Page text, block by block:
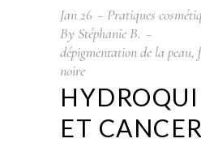
Jan26
Pratiques
By Stéphanie B.
dépigmentation de la peau,
noire
ET